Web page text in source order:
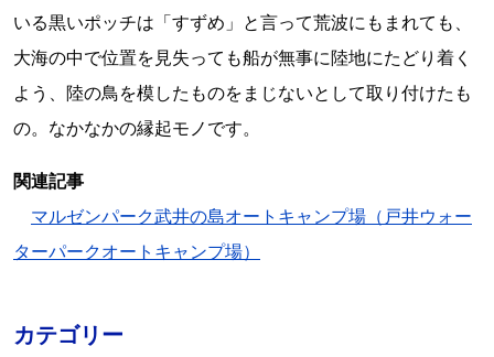
いる黒いポッチは「すずめ」と言って荒波にもまれても、
大海の中で位置を見失っても船が無事に陸地にたどり着く
よう、陸の鳥を模したものをまじないとして取り付けたも
の。なかなかの縁起モノです。
関連記事
マルゼンパーク武井の島オートキャンプ場（戸井ウォー
ターパークオートキャンプ場）
カテゴリー